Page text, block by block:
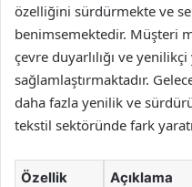
özelliğini sürdürmekte ve
benimsemektedir. Müşteri
çevre duyarlılığı ve
sağlamlaştırmaktadır.
daha fazla yenilik ve
tekstil sektöründe fark
Özellik Açıklama